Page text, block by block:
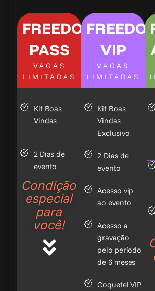
FREEDOM
PASS
VAGAS
LIMITADAS
Kit Boas
Vindas
2 Dias de
evento
Condição
especial
para
você!
VIP
VAGAS
LIMITADAS
Kit Boas
Vindas
Exclusivo
2 Dias de
evento
Acesso vip
ao evento
Acesso a
gravação
pelo período
de 6 meses
Coquetel VIP